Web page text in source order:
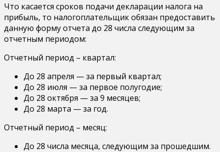
Что касается сроков подачи декларации налога на
прибыль, то налогоплательщик обязан предоставить
данную форму отчета до 28 числа следующим за
отчетным периодом:
Отчетный период – квартал:
До 28 апреля — за первый квартал;
До 28 июля — за первое полугодие;
До 28 октября — за 9 месяцев;
До 28 марта — за год.
Отчетный период – месяц:
До 28 числа месяца, следующим за прошедшим.